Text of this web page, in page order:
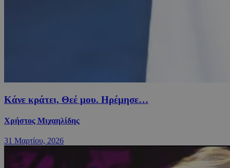
Κάνε κράτει, Θεέ μου. Ηρέμησε…
Χρήστος Μιχαηλίδης
31 Μαρτίου, 2026